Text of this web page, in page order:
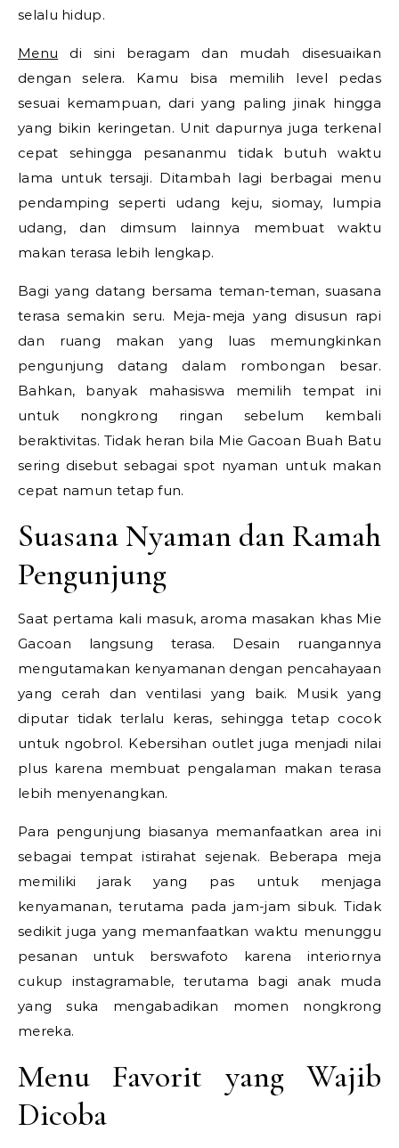
selalu hidup.
Menu di sini beragam dan mudah disesuaikan
dengan selera. Kamu bisa memilih level pedas
sesuai kemampuan, dari yang paling jinak hingga
yang bikin keringetan. Unit dapurnya juga terkenal
cepat sehingga pesananmu tidak butuh waktu
lama untuk tersaji. Ditambah lagi berbagai menu
pendamping seperti udang keju, siomay, lumpia
udang, dan dimsum lainnya membuat waktu
makan terasa lebih lengkap.
Bagi yang datang bersama teman-teman, suasana
terasa semakin seru. Meja-meja yang disusun rapi
dan ruang makan yang luas memungkinkan
pengunjung datang dalam rombongan besar.
Bahkan, banyak mahasiswa memilih tempat ini
untuk nongkrong ringan sebelum kembali
beraktivitas. Tidak heran bila Mie Gacoan Buah Batu
sering disebut sebagai spot nyaman untuk makan
cepat namun tetap fun.
Suasana Nyaman dan Ramah
Pengunjung
Saat pertama kali masuk, aroma masakan khas Mie
Gacoan langsung terasa. Desain ruangannya
mengutamakan kenyamanan dengan pencahayaan
yang cerah dan ventilasi yang baik. Musik yang
diputar tidak terlalu keras, sehingga tetap cocok
untuk ngobrol. Kebersihan outlet juga menjadi nilai
plus karena membuat pengalaman makan terasa
lebih menyenangkan.
Para pengunjung biasanya memanfaatkan area ini
sebagai tempat istirahat sejenak. Beberapa meja
memiliki jarak yang pas untuk menjaga
kenyamanan, terutama pada jam-jam sibuk. Tidak
sedikit juga yang memanfaatkan waktu menunggu
pesanan untuk berswafoto karena interiornya
cukup instagramable, terutama bagi anak muda
yang suka mengabadikan momen nongkrong
mereka.
Menu Favorit yang Wajib
Dicoba